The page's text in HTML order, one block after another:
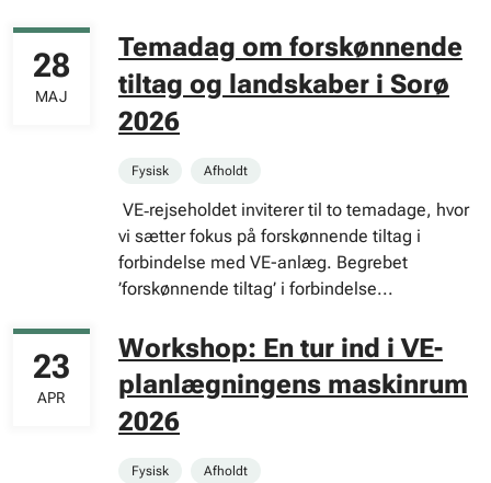
Temadag om forskønnende
tiltag og landskaber i Sorø
2026
28
MAJ
Fysisk Afholdt
VE‑rejseholdet inviterer til to temadage, hvor
vi sætter fokus på forskønnende tiltag i
forbindelse med VE-anlæg. Begrebet
’forskønnende tiltag’ i forbindelse...
Workshop: En tur ind i VE-
planlægningens maskinrum
2026
23
APR
Fysisk Afholdt